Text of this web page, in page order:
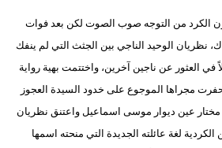
الكرد من التوجه صوب الصوت لكن بعد فوات
نظريان الوحيد الناجي بين الجثث التي لم ينفك
في العثور عن ناجين آخرين، واختتمت بهية رواية
مجراها الموجوع على خدود السيدة العجوز
مختار عين ديوار موسى اسماعيل واعتنق نظريان
لغة عائلته الجديدة التي منحته اسمها